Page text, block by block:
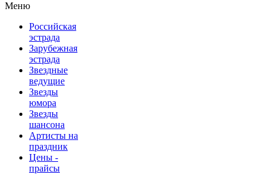
Меню
Российская
эстрада
Зарубежная
эстрада
Звездные
ведущие
Звезды
юмора
Звезды
шансона
Артисты на
праздник
Цены -
прайсы